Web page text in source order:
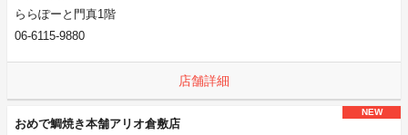
ららぽーと門真1階
06-6115-9880
店舗詳細
NEW
おめで鯛焼き本舗アリオ倉敷店